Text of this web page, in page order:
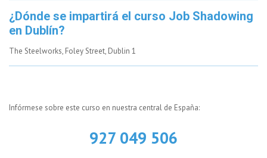
¿Dónde se impartirá el curso Job Shadowing
en Dublín?
The Steelworks, Foley Street, Dublin 1
Infórmese sobre este curso en nuestra central de España:
927 049 506